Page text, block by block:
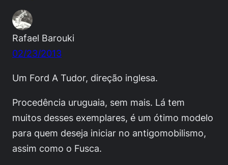
Rafael Barouki
02/23/2013
Um Ford A Tudor, direção inglesa.
Procedência uruguaia, sem mais. Lá tem
muitos desses exemplares, é um ótimo modelo
para quem deseja iniciar no antigomobilismo,
assim como o Fusca.